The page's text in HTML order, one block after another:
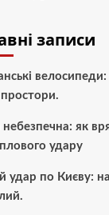
записи
простори.
як
удару
удар по Києву: